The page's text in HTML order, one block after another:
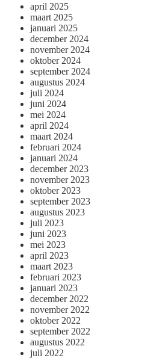
april 2025
maart 2025
januari 2025
december 2024
november 2024
oktober 2024
september 2024
augustus 2024
juli 2024
juni 2024
mei 2024
april 2024
maart 2024
februari 2024
januari 2024
december 2023
november 2023
oktober 2023
september 2023
augustus 2023
juli 2023
juni 2023
mei 2023
april 2023
maart 2023
februari 2023
januari 2023
december 2022
november 2022
oktober 2022
september 2022
augustus 2022
juli 2022